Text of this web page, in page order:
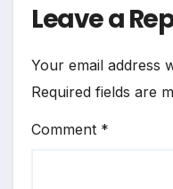
Leave a
Your email address
Required fields are
Comment *